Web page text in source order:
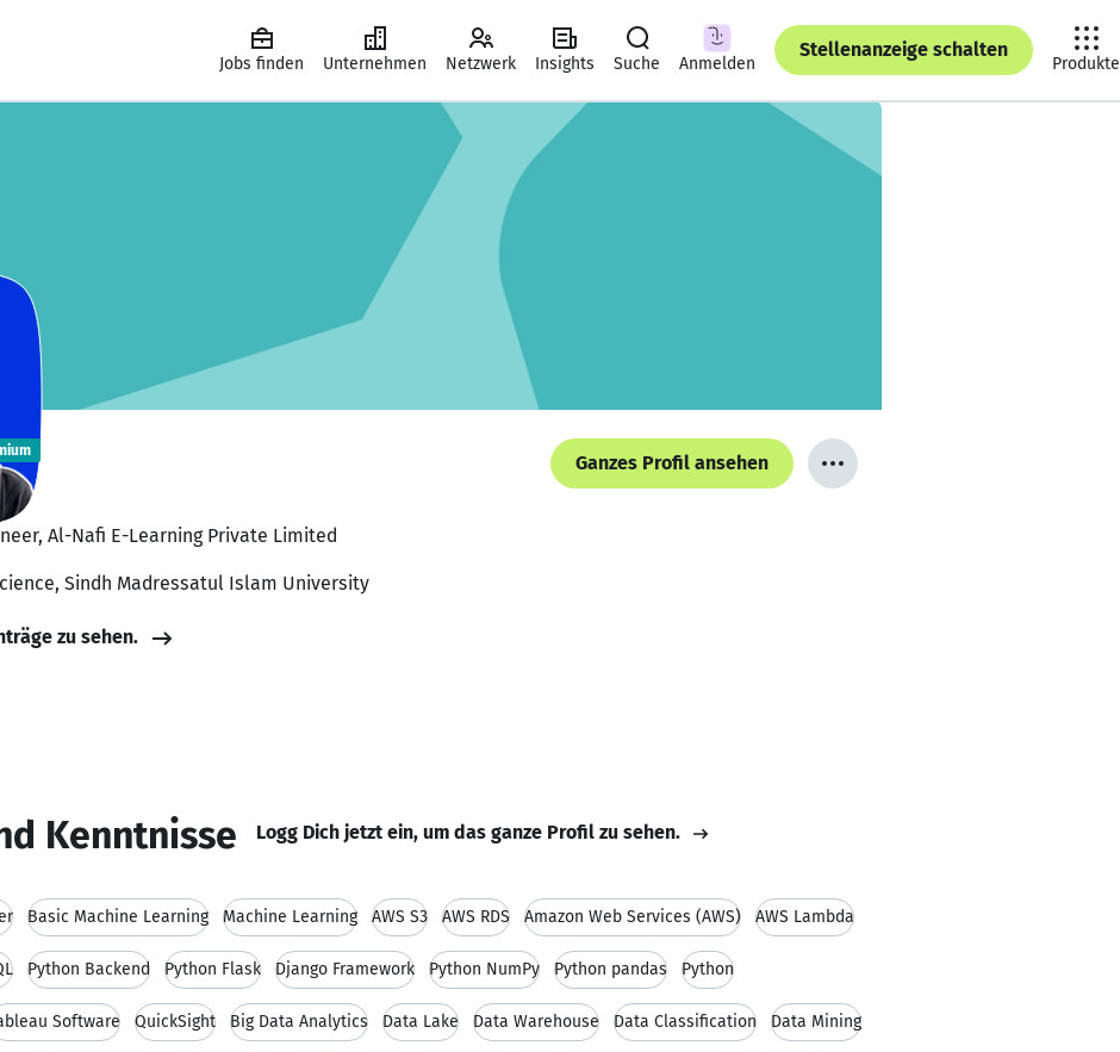
Jobs finden Unternehmen Netzwerk Insights Suche Anmelden
Stellenanzeige schalten
Produkte
Ganzes Profil ansehen
Al-Nafi E-Learning Private Limited
Sindh Madressatul Islam University
zu sehen.
Kenntnisse Logg Dich jetzt ein, um das ganze Profil zu sehen.
Basic Machine Learning Machine Learning AWS S3 AWS RDS Amazon Web Services (AWS) AWS Lambda
Python Backend Python Flask Django Framework Python NumPy Python pandas Python
Software QuickSight Big Data Analytics Data Lake Data Warehouse Data Classification Data Mining